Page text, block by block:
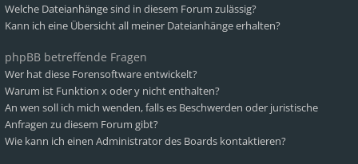
Welche Dateianhänge sind in diesem Forum zulässig?
Kann ich eine Übersicht all meiner Dateianhänge erhalten?
phpBB betreffende Fragen
Wer hat diese Forensoftware entwickelt?
Warum ist Funktion x oder y nicht enthalten?
An wen soll ich mich wenden, falls es Beschwerden oder juristische
Anfragen zu diesem Forum gibt?
Wie kann ich einen Administrator des Boards kontaktieren?